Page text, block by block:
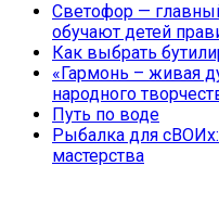
Светофор —
обучают детей
Как выбрать
«Гармонь – живая
народного
Путь по воде
Рыбалка для
мастерства